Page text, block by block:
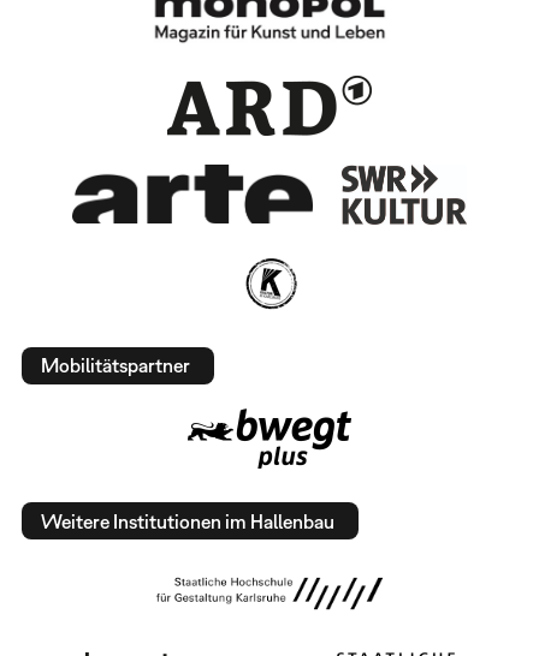
Mobilitätspartner
Weitere Institutionen im Hallenbau